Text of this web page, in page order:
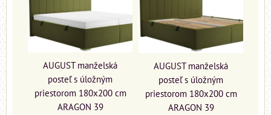
AUGUST manželská
posteľ s úložným
priestorom 180x200 cm
ARAGON 39
AUGUST manželská
posteľ s úložným
priestorom 180x200 cm
ARAGON 39